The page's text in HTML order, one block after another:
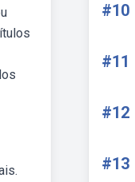
#10
#11
#12
#13